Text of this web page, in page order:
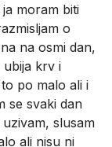
moram biti
o
na osmi dan,
ubija krv i
po malo ali i
se svaki dan
slusam
ali nisu ni